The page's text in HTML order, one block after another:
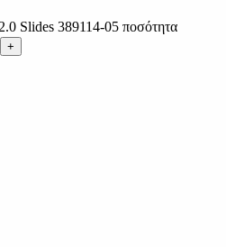
Slides 389114-05 ποσότητα